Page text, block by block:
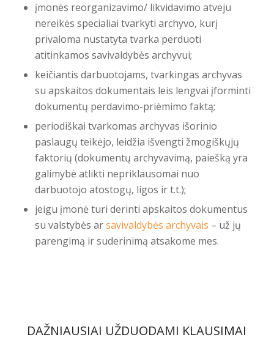
įmonės reorganizavimo/ likvidavimo atveju
nereikės specialiai tvarkyti archyvo, kurį
privaloma nustatyta tvarka perduoti
atitinkamos savivaldybės archyvui;
keičiantis darbuotojams, tvarkingas archyvas
su apskaitos dokumentais leis lengvai įforminti
dokumentų perdavimo-priėmimo faktą;
periodiškai tvarkomas archyvas išorinio
paslaugų teikėjo, leidžia išvengti žmogiškųjų
faktorių (dokumentų archyvavimą, paiešką yra
galimybė atlikti nepriklausomai nuo
darbuotojo atostogų, ligos ir t.t.);
jeigu įmonė turi derinti apskaitos dokumentus
su valstybės arsavivaldybės archyvais – už jų
parengimą ir suderinimą atsakome mes.
DAŽNIAUSIAI UŽDUODAMI KLAUSIMAI